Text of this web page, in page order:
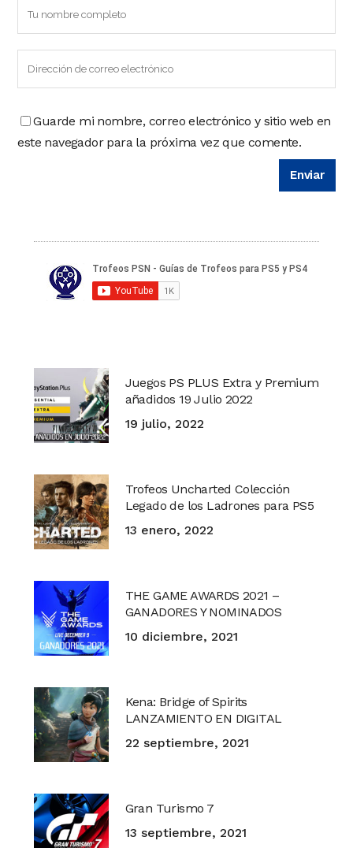
Guarde mi nombre, correo electrónico y sitio web en
este navegador para la próxima vez que comente.
Juegos PS PLUS Extra y Premium
añadidos 19 Julio 2022
19 julio, 2022
Trofeos Uncharted Colección
Legado de los Ladrones para PS5
13 enero, 2022
THE GAME AWARDS 2021 –
GANADORES Y NOMINADOS
10 diciembre, 2021
Kena: Bridge of Spirits
LANZAMIENTO EN DIGITAL
22 septiembre, 2021
Gran Turismo 7
13 septiembre, 2021